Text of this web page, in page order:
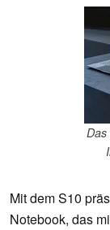
Mit dem S10
Notebook, das